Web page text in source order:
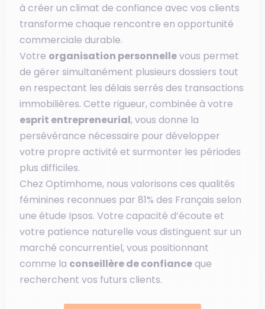
à créer un climat de confiance avec vos clients
transforme chaque rencontre en opportunité
commerciale durable.
Votre organisation personnellevous permet
de gérer simultanément plusieurs dossiers tout
en respectant les délais serrés des transactions
immobilières. Cette rigueur, combinée à votre
esprit entrepreneurial, vous donne la
persévérance nécessaire pour développer
votre propre activité et surmonter les périodes
plus difficiles.
Chez Optimhome, nous valorisons ces qualités
féminines reconnues par 81% des Français selon
une étude Ipsos. Votre capacité d’écoute et
votre patience naturelle vous distinguent sur un
marché concurrentiel, vous positionnant
comme la conseillère de confianceque
recherchent vos futurs clients.